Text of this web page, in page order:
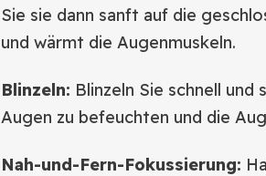
Sie sie dann sanft auf die
und wärmt die Augenmuskeln.
Blinzeln: Blinzeln Sie schnell
Augen zu befeuchten und die
Nah-und-Fern-Fokussierung: